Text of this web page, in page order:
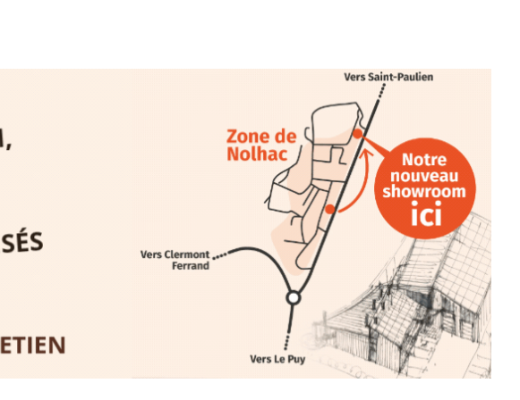
Programmée en off du festival d’Auzon, cette
raison de plus d’aller faire un tour dans la cité
médiévale du Brivadois cet été.
INTERVIEW
STRADA Bernard Turle, vous avez ouvert une
galerie à Auzon…